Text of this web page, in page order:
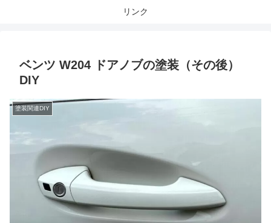
リンク
ベンツ W204 ドアノブの塗装（その後）
DIY
塗装関連DIY